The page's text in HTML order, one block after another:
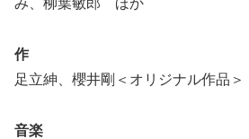
み、柳葉敏郎 ほか
作
足立紳、櫻井剛＜オリジナル作品＞
音楽